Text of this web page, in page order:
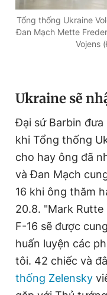
Tổng thống Ukraine
Đan Mạch Mette
Vojens
Ukraine sẽ
Đại sứ Barbin
khi Tổng thống
cho hay ông đã
và Đan Mạch
16 khi ông thăm
20.8. "Mark
F-16 sẽ được
huấn luyện các
tôi. 42 chiếc và
thống Zelensky